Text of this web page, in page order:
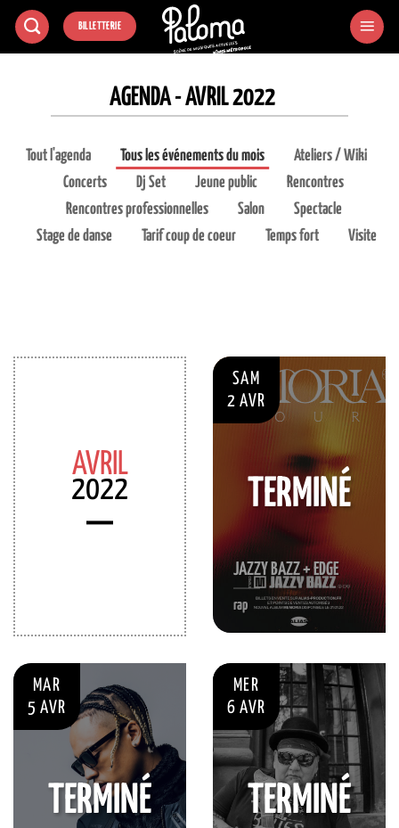
Passer
BILLETTERIE
AGENDA - AVRIL 2022
Tout l'agenda Tous les événements du mois
Ateliers / Wiki
Concerts
Dj Set Jeune public
Rencontres
Rencontres professionnelles
Salon
Spectacle
Stage de danse
Tarif coup de coeur Temps fort Visite
AVRIL
2022
SAM
2 AVR
JAZZY BAZZ + EDGE
rap
TERMINÉ
MAR
5 AVR
TERMINÉ
MER
6 AVR
TERMINÉ